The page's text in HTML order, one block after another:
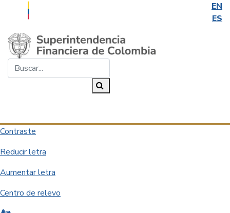
EN
ES
Saltar al contenido principal
Contraste
Reducir letra
Aumentar letra
Centro de relevo